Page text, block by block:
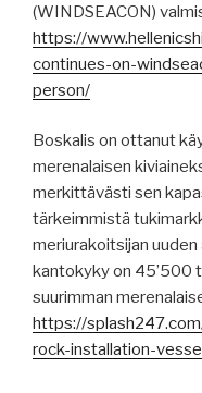
(WINDSEACON)
https://
continues-on-
person/
Boskalis on ottanut
merenalaisen
merkittävästi sen
tärkeimmistä
meriurakoitsijan
kantokyky on 45’500
suurimman
https://
rock-installation-